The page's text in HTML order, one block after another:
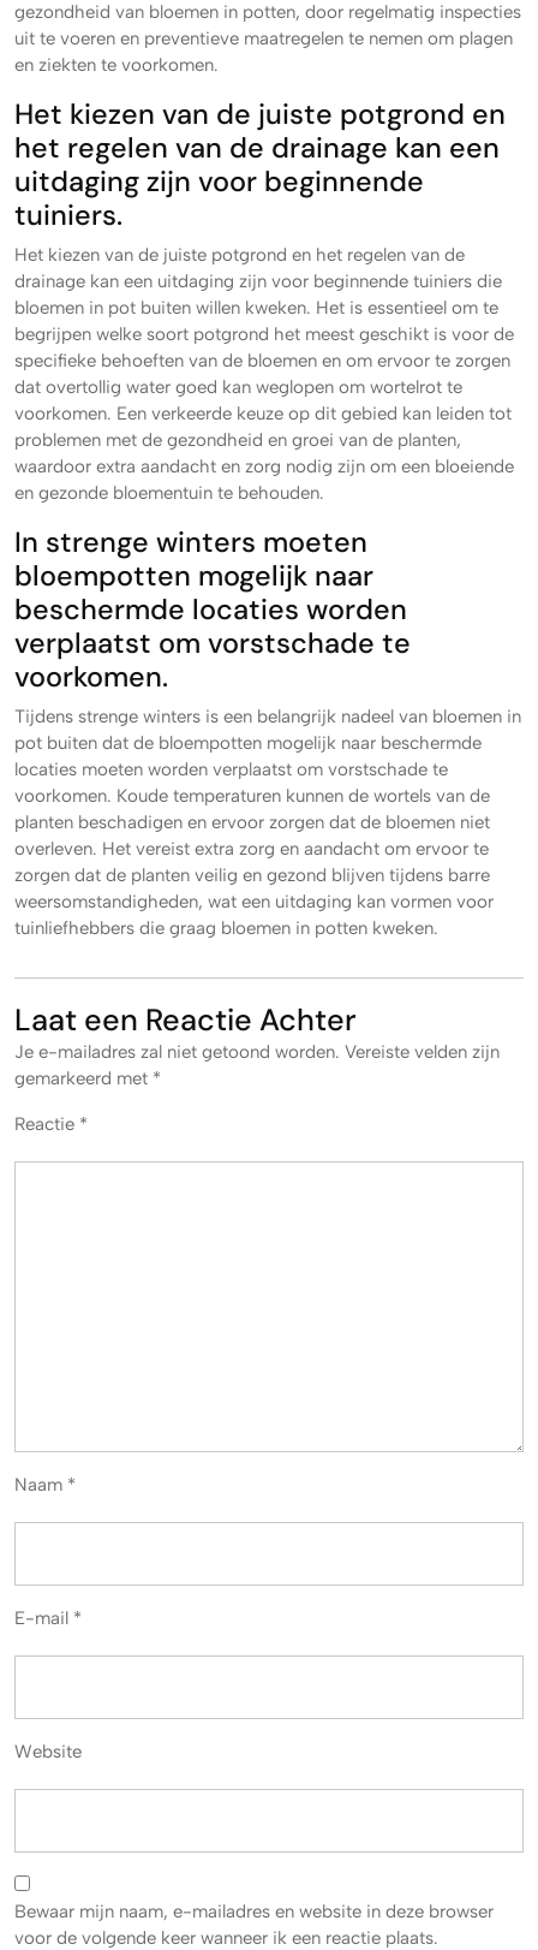
gezondheid van bloemen in potten, door regelmatig inspecties
uit te voeren en preventieve maatregelen te nemen om plagen
en ziekten te voorkomen.
Het kiezen van de juiste potgrond en
het regelen van de drainage kan een
uitdaging zijn voor beginnende
tuiniers.
Het kiezen van de juiste potgrond en het regelen van de
drainage kan een uitdaging zijn voor beginnende tuiniers die
bloemen in pot buiten willen kweken. Het is essentieel om te
begrijpen welke soort potgrond het meest geschikt is voor de
specifieke behoeften van de bloemen en om ervoor te zorgen
dat overtollig water goed kan weglopen om wortelrot te
voorkomen. Een verkeerde keuze op dit gebied kan leiden tot
problemen met de gezondheid en groei van de planten,
waardoor extra aandacht en zorg nodig zijn om een bloeiende
en gezonde bloementuin te behouden.
In strenge winters moeten
bloempotten mogelijk naar
beschermde locaties worden
verplaatst om vorstschade te
voorkomen.
Tijdens strenge winters is een belangrijk nadeel van bloemen in
pot buiten dat de bloempotten mogelijk naar beschermde
locaties moeten worden verplaatst om vorstschade te
voorkomen. Koude temperaturen kunnen de wortels van de
planten beschadigen en ervoor zorgen dat de bloemen niet
overleven. Het vereist extra zorg en aandacht om ervoor te
zorgen dat de planten veilig en gezond blijven tijdens barre
weersomstandigheden, wat een uitdaging kan vormen voor
tuinliefhebbers die graag bloemen in potten kweken.
Laat een Reactie Achter
Je e-mailadres zal niet getoond worden. Vereiste velden zijn
gemarkeerd met *
Reactie *
Naam *
E-mail *
Website
Bewaar mijn naam, e-mailadres en website in deze browser
voor de volgende keer wanneer ik een reactie plaats.